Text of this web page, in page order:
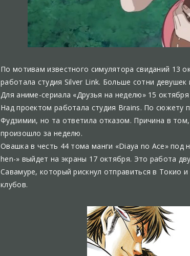
По мотивам известного симулятора свиданий 13
работала студия Silver Link. Больше сотни
Для аниме-сериала «Друзья на неделю» 15
Над проектом работала студия Brains. По сюжету
Фудзимии, но та ответила отказом. Причина в
произошло за неделю.
Овашка в честь 44 тома манги «Diaya no Ace» под
hen-» выйдет на экраны 17 октября. Это работа
Савамуре, который рискнул отправиться в Токио
клубов.